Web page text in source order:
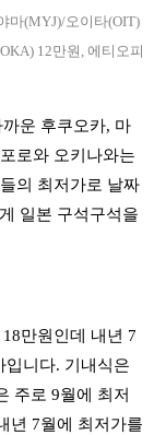
마(MYJ)/오이타(OIT)
12만원, 에티오피
운 후쿠오카, 마
로와 오키나와는
의 최저가로 날짜
일본 구석구석을
만원인데 내년 7
입니다. 기내식은
주로 9월에 최저
년 7월에 최저가를